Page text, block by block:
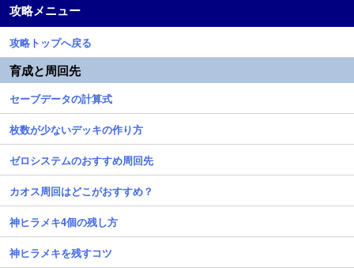
攻略メニュー
攻略トップへ戻る
育成と周回先
セーブデータの計算式
枚数が少ないデッキの作り方
ゼロシステムのおすすめ周回先
カオス周回はどこがおすすめ？
神ヒラメキ4個の残し方
神ヒラメキを残すコツ